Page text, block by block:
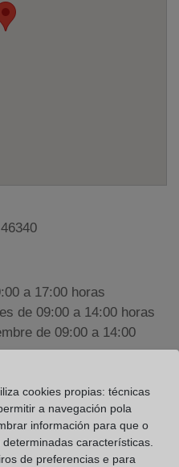
a 17:00 horas
de 09:00 a 14:00 horas
de 09:00 a 14:00
cookies propias: técnicas
a navegación pola
información para que o
características.
de preferencias e para